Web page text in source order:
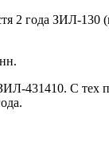
2 года ЗИЛ-130
431410. С тех